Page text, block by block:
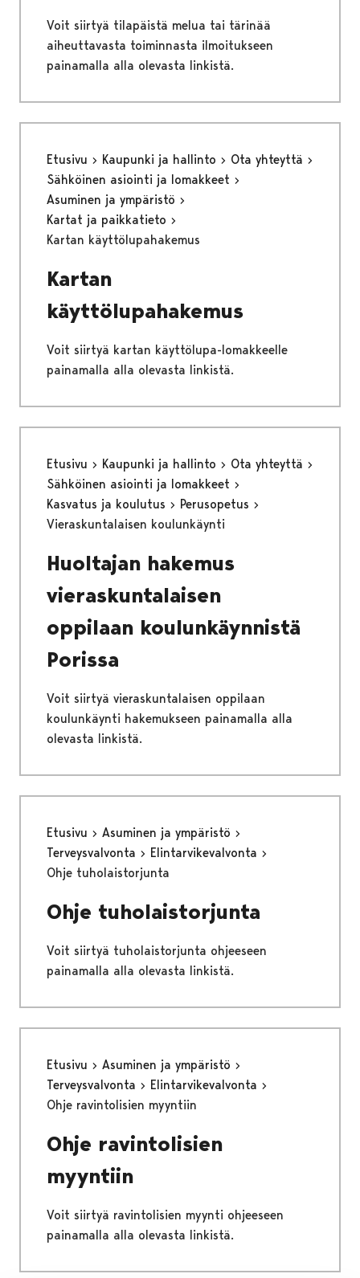
Voit siirtyä tilapäistä melua tai tärinää
aiheuttavasta toiminnasta ilmoitukseen
painamalla alla olevasta linkistä.
Etusivu Kaupunki ja hallinto
Ota yhteyttä
Sähköinen asiointi ja lomakkeet
Asuminen ja ympäristö
Kartat ja paikkatieto
Kartan käyttölupahakemus
Kartan
käyttölupahakemus
Voit siirtyä kartan käyttölupa-lomakkeelle
painamalla alla olevasta linkistä.
Etusivu Kaupunki ja hallinto
Ota yhteyttä
Sähköinen asiointi ja lomakkeet
Kasvatus ja koulutus
Perusopetus
Vieraskuntalaisen koulunkäynti
Huoltajan hakemus
vieraskuntalaisen
oppilaan koulunkäynnistä
Porissa
Voit siirtyä vieraskuntalaisen oppilaan
koulunkäynti hakemukseen painamalla alla
olevasta linkistä.
Etusivu
Asuminen ja ympäristö
Terveysvalvonta
Elintarvikevalvonta
Ohje tuholaistorjunta
Ohje tuholaistorjunta
Voit siirtyä tuholaistorjunta ohjeeseen
painamalla alla olevasta linkistä.
Etusivu
Asuminen ja ympäristö
Terveysvalvonta
Elintarvikevalvonta
Ohje ravintolisien myyntiin
Ohje ravintolisien
myyntiin
Voit siirtyä ravintolisien myynti ohjeeseen
painamalla alla olevasta linkistä.